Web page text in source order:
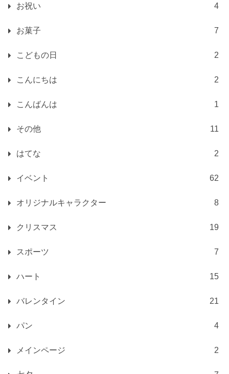
お祝い 4
お菓子 7
こどもの日 2
こんにちは 2
こんばんは 1
その他 11
はてな 2
イベント 62
オリジナルキャラクター 8
クリスマス 19
スポーツ 7
ハート 15
バレンタイン 21
パン 4
メインページ 2